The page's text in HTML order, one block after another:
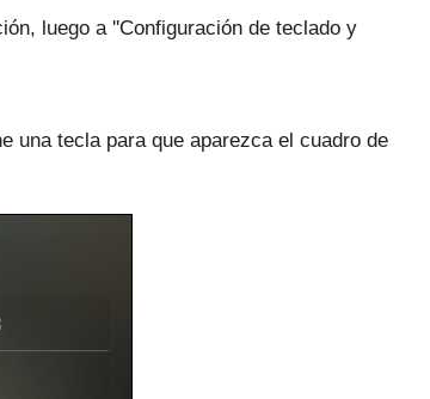
luego a ''Configuración de teclado y
una tecla para que aparezca el cuadro de